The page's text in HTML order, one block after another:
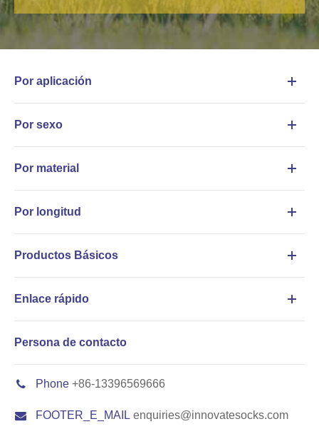
Por aplicación
Por sexo
Por material
Por longitud
Productos Básicos
Enlace rápido
Persona de contacto
Phone +86-13396569666
FOOTER_E_MAIL enquiries@innovatesocks.com